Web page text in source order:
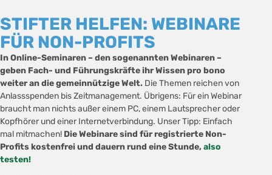
STIFTER HELFEN: WEBINARE
FÜR NON-PROFITS
In Online-Seminaren – den sogenannten Webinaren –
geben Fach- und Führungskräfte ihr Wissen pro bono
weiter an die gemeinnützige Welt. Die Themen reichen von
Anlassspenden bis Zeitmanagement. Übrigens: Für ein Webinar
braucht man nichts außer einem PC, einem Lautsprecher oder
Kopfhörer und einer Internetverbindung. Unser Tipp: Einfach
mal mitmachen! Die Webinare sind für registrierte Non-
Profits kostenfrei und dauern rund eine Stunde, also
testen!